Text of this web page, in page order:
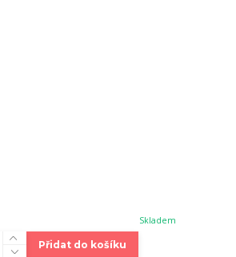
Skladem
Přidat do košíku